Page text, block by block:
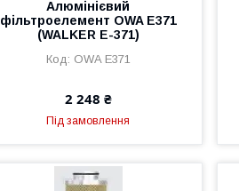
Алюмінієвий
фільтроелемент OWA E371
(WALKER E-371)
OWA E371
2 248 ₴
Під замовлення